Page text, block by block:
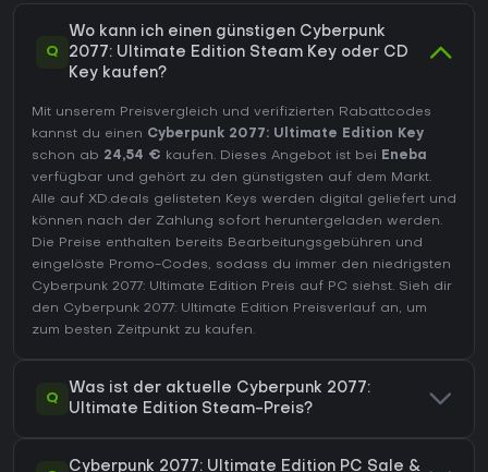
Q
Wo kann ich einen günstigen Cyberpunk
2077: Ultimate Edition Steam Key oder CD
Key kaufen?
Mit unserem Preisvergleich und verifizierten Rabattcodes
kannst du einen Cyberpunk 2077: Ultimate Edition Key
schon ab 24,54 € kaufen. Dieses Angebot ist bei Eneba
verfügbar und gehört zu den günstigsten auf dem Markt.
Alle auf XD.deals gelisteten Keys werden digital geliefert und
können nach der Zahlung sofort heruntergeladen werden.
Die Preise enthalten bereits Bearbeitungsgebühren und
eingelöste Promo-Codes, sodass du immer den niedrigsten
Cyberpunk 2077: Ultimate Edition Preis auf PC siehst. Sieh dir
den Cyberpunk 2077: Ultimate Edition Preisverlauf an, um
zum besten Zeitpunkt zu kaufen.
Q
Was ist der aktuelle Cyberpunk 2077:
Ultimate Edition Steam-Preis?
Cyberpunk 2077: Ultimate Edition PC Sale &